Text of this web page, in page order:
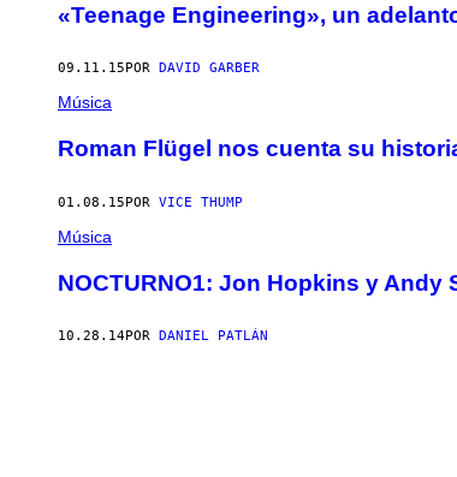
«Teenage Engineering», un
09.11.15 POR DAVID GARBER
Música
Roman Flügel nos cuenta su
01.08.15POR VICE THUMP
Música
NOCTURNO1: Jon Hopkins y Andy
10.28.14POR DANIEL PATLÁN